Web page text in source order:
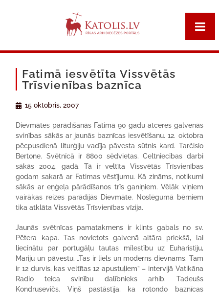
Fatimā iesvētīta Vissvētās
Trīsvienības baznīca
15 oktobris, 2007
Dievmātes parādīšanās Fatimā 90 gadu atceres galvenās
svinības sākās ar jaunās baznīcas iesvētīšanu. 12. oktobra
pēcpusdienā liturģiju vadīja pāvesta sūtnis kard. Tarčisio
Bertone. Svētnīcā ir 8800 sēdvietas. Celtniecības darbi
sākās 2004. gadā. Tā ir veltīta Vissvētās Trīsvienības
godam sakarā ar Fatimas vēstījumu. Kā zināms, notikumi
sākās ar eņģeļa pārādīšanos trīs ganiņiem. Vēlāk viņiem
vairākas reizes parādījās Dievmāte. Noslēgumā bērniem
tika atklāta Vissvētās Trīsvienības vīzija.
Jaunās svētnīcas pamatakmens ir klints gabals no sv.
Pētera kapa. Tas novietots galvenā altāra priekšā, lai
liecinātu par portugāļu tautas mīlestību uz Euharistiju,
Mariju un pāvestu. „Tas ir liels un moderns dievnams. Tam
ir 12 durvis, kas veltītas 12 apustuļiem” – intervijā Vatikāna
Radio teica svinību dalībnieks arhib. Tadeušs
Kondrusevičs. Viņš pastāstīja, ka rotondo baznīcas